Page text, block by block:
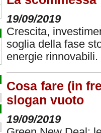
19/09/2019
Crescita,
soglia della fase
energie rinnovabili.
Cosa fare (in
slogan vuoto
19/09/2019